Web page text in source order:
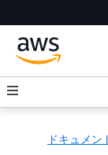
ドキュメン